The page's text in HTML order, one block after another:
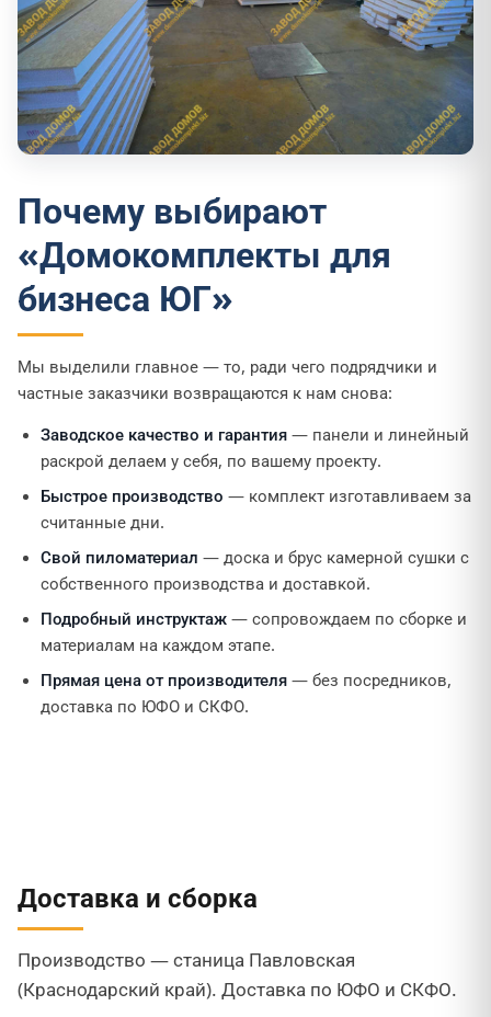
Почему выбирают
«Домокомплекты для
бизнеса ЮГ»
Мы выделили главное — то, ради чего подрядчики и
частные заказчики возвращаются к нам снова:
Заводское качество и гарантия — панели и линейный
раскрой делаем у себя, по вашему проекту.
Быстрое производство — комплект изготавливаем за
считанные дни.
Свой пиломатериал — доска и брус камерной сушки с
собственного производства и доставкой.
Подробный инструктаж — сопровождаем по сборке и
материалам на каждом этапе.
Прямая цена от производителя — без посредников,
доставка по ЮФО и СКФО.
Доставка и сборка
Производство — станица Павловская
(Краснодарский край). Доставка по ЮФО и СКФО.